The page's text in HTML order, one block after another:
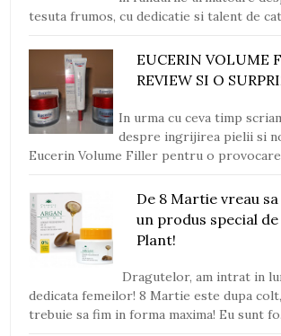
tesuta frumos, cu dedicatie si talent de
EUCERIN VOLUME
REVIEW SI O
In urma cu ceva timp
despre ingrijirea pielii si
Eucerin Volume Filler pentru o provocare
De 8 Martie vreau
un produs special
Plant!
Dragutelor, am intrat in
dedicata femeilor! 8 Martie este dupa
trebuie sa fim in forma maxima! Eu sunt